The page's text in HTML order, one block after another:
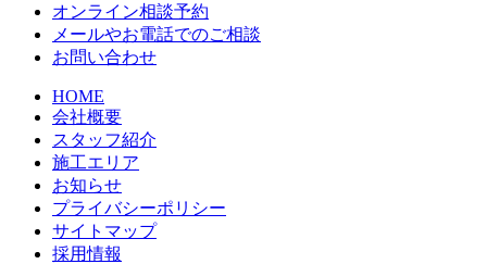
オンライン相談予約
メールやお電話でのご相談
お問い合わせ
HOME
会社概要
スタッフ紹介
施工エリア
お知らせ
プライバシーポリシー
サイトマップ
採用情報